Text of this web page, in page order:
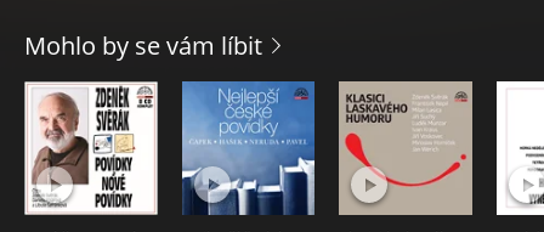
člověku, Tři muži se žralokem). Za svůj život napsal Hašek
zhruba 1200 povídek, črt a humoresek, které povětšině
publikoval v různých časopisech.
OBSAH:
Názvy povídek
1. Aféra s dalekohledem
Mohlo by se vám líbit